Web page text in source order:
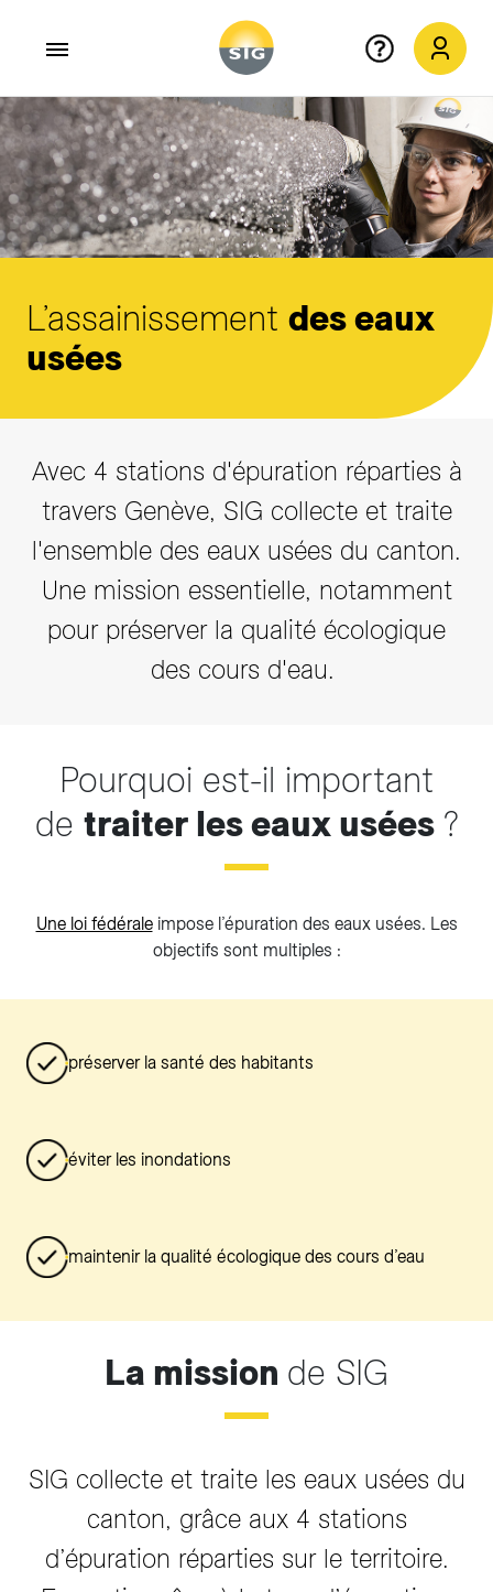
Aller au contenu principal
L’assainissement des eaux
usées
Avec 4 stations d'épuration réparties à
travers Genève, SIG collecte et traite
l'ensemble des eaux usées du canton.
Une mission essentielle, notamment
pour préserver la qualité écologique
des cours d'eau.
Pourquoi est-il important
de traiter les eaux usées ?
Une loi fédéraleimpose l’épuration des eaux usées. Les
objectifs sont multiples :
préserver la santé des habitants
éviter les inondations
maintenir la qualité écologique des cours d’eau
La mission de SIG
SIG collecte et traite les eaux usées du
canton, grâce aux 4 stations
d’épuration réparties sur le territoire.